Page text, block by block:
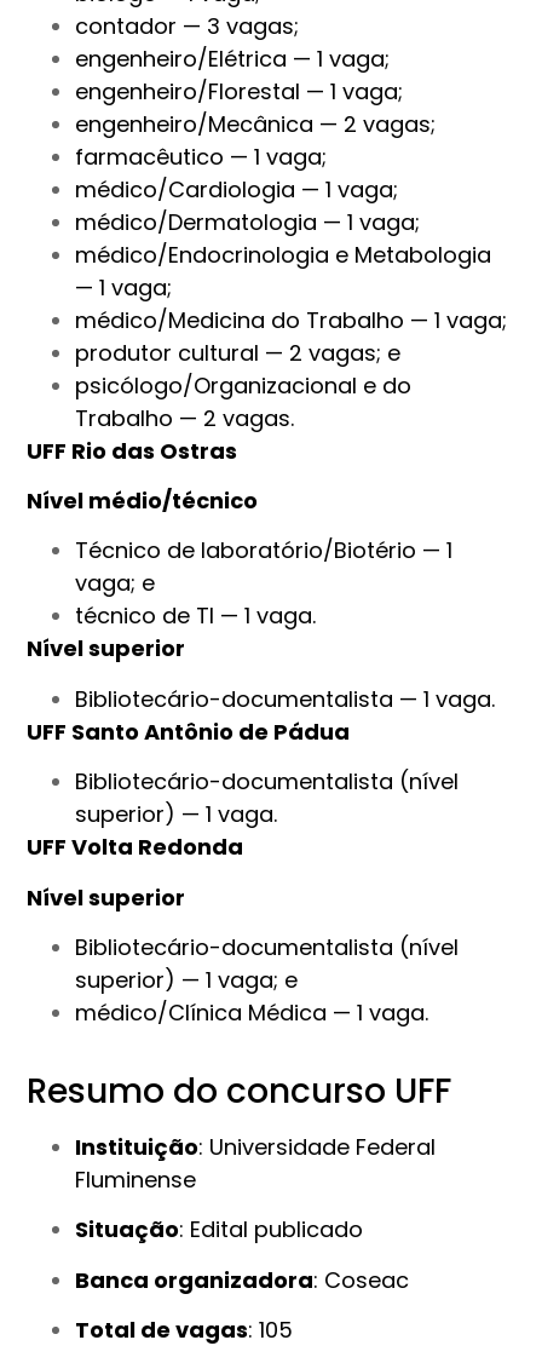
contador — 3 vagas;
engenheiro/Elétrica — 1 vaga;
engenheiro/Florestal — 1 vaga;
engenheiro/Mecânica — 2 vagas;
farmacêutico — 1 vaga;
médico/Cardiologia — 1 vaga;
médico/Dermatologia — 1 vaga;
médico/Endocrinologia e Metabologia
— 1 vaga;
médico/Medicina do Trabalho — 1 vaga;
produtor cultural — 2 vagas; e
psicólogo/Organizacional e do
Trabalho — 2 vagas.
UFF Rio das Ostras
Nível médio/técnico
Técnico de laboratório/Biotério — 1
vaga; e
técnico de TI — 1 vaga.
Nível superior
Bibliotecário-documentalista — 1 vaga.
UFF Santo Antônio de Pádua
Bibliotecário-documentalista (nível
superior) — 1 vaga.
UFF Volta Redonda
Nível superior
Bibliotecário-documentalista (nível
superior) — 1 vaga; e
médico/Clínica Médica — 1 vaga.
Resumo do concurso UFF
Instituição: Universidade Federal
Fluminense
Situação: Edital publicado
Banca organizadora: Coseac
Total de vagas: 105